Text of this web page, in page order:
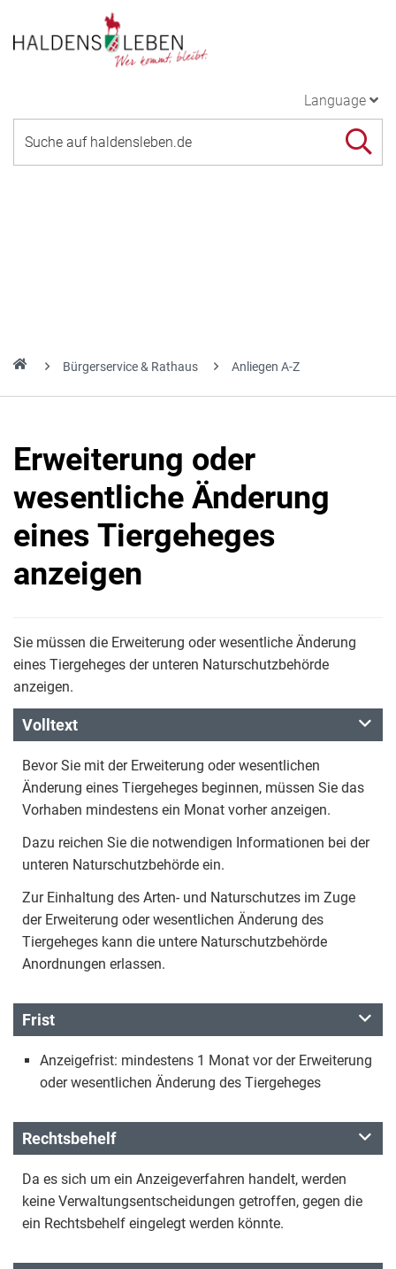
Language
Bürgerservice & Rathaus Anliegen A-Z
Erweiterung oder
wesentliche Änderung
eines Tiergeheges
anzeigen
Sie müssen die Erweiterung oder wesentliche Änderung
eines Tiergeheges der unteren Naturschutzbehörde
anzeigen.
Volltext
Bevor Sie mit der Erweiterung oder wesentlichen
Änderung eines Tiergeheges beginnen, müssen Sie das
Vorhaben mindestens ein Monat vorher anzeigen.
Dazu reichen Sie die notwendigen Informationen bei der
unteren Naturschutzbehörde ein.
Zur Einhaltung des Arten- und Naturschutzes im Zuge
der Erweiterung oder wesentlichen Änderung des
Tiergeheges kann die untere Naturschutzbehörde
Anordnungen erlassen.
Frist
Anzeigefrist: mindestens 1 Monat vor der Erweiterung
oder wesentlichen Änderung des Tiergeheges
Rechtsbehelf
Da es sich um ein Anzeigeverfahren handelt, werden
keine Verwaltungsentscheidungen getroffen, gegen die
ein Rechtsbehelf eingelegt werden könnte.